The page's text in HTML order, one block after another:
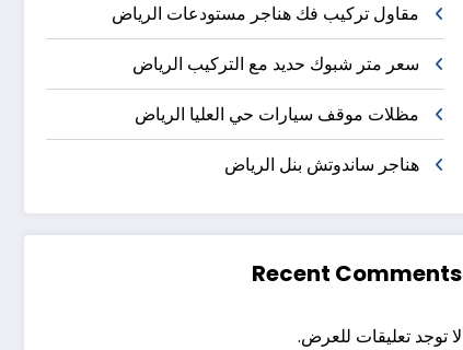
مقاول تركيب فك هناجر مستودعات الرياض
سعر متر شبوك حديد مع التركيب الرياض
مظلات موقف سيارات حي العليا الرياض
هناجر ساندوتش بنل الرياض
Recent Comments
لا توجد تعليقات للعرض.